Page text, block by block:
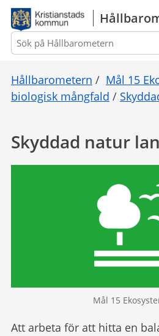
Gå direkt till sidans innehåll
Hållbarometern / Mål 15
biologisk mångfald /
Skyddad natur
Mål 15
Att arbeta för att hitta en